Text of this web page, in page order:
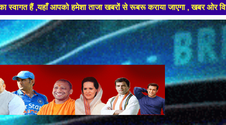
ताजा खबरों से रूबरू कराया जाएगा , खबर ओर विज्ञापन के लिए संपर्क